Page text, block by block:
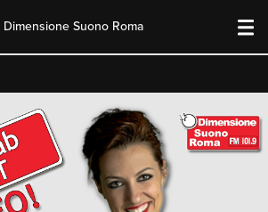
Dimensione Suono Roma